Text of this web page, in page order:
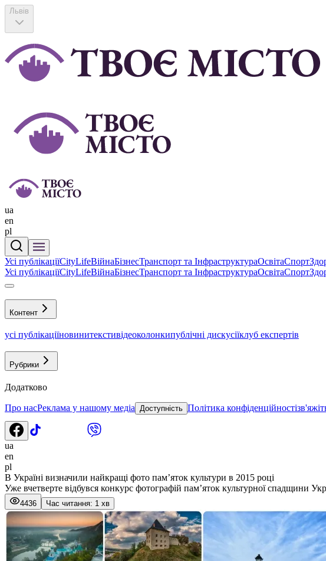
Львів
ua
en
pl
Усі публікаціїCityLifeВійнаБізнесТранспорт та ІнфраструктураОсвітаСпорт
Усі публікаціїCityLifeВійнаБізнесТранспорт та ІнфраструктураОсвітаСпорт
Контент
усі публікаціїновинитекстивідеоколонкипублічні дискусіїклуб експертів
Рубрики
Додатково
Про насРеклама у нашому медіа Доступність Політика конфіденційності
ua
en
pl
В Україні визначили найкращі фото пам’яток культури в 2015 році
Уже вчетверте відбувся конкурс фотографій пам’яток культурної спадщини
4436 Час читання: 1 хв